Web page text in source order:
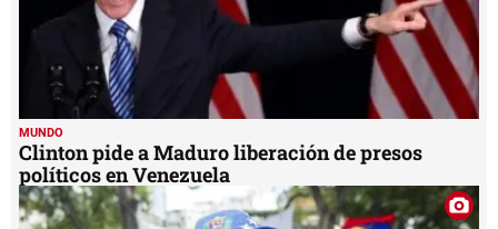
MUNDO
Clinton pide a Maduro liberación de presos
políticos en Venezuela